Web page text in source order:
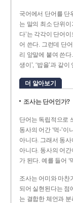
국어에서 단어를 단
는 말의 최소 단위이
다’는 각각이 단어
어 쓴다. 그런데 단
리 앞말에 붙여 쓴다.
생이’, ‘밥을’과 같
더 알아보기
조사는 단어인가?
단어는 독립적으로
동사의 어간 ‘먹-­’
아니다. 그래서 동
아니다. 동사의 어
가 된다. 예를 들어 ‘
조사는 어미와 마찬
되어 실현된다는 점
는 결합한 체언과 분